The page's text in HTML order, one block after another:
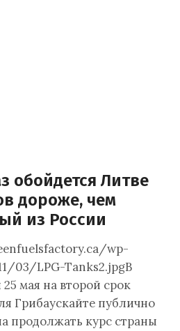
обойдется Литве
дороже, чем
из России
wp-
03/LPG-Tanks2.jpgВ
мая на второй срок
Грибаускайте публично
продолжать курс страны